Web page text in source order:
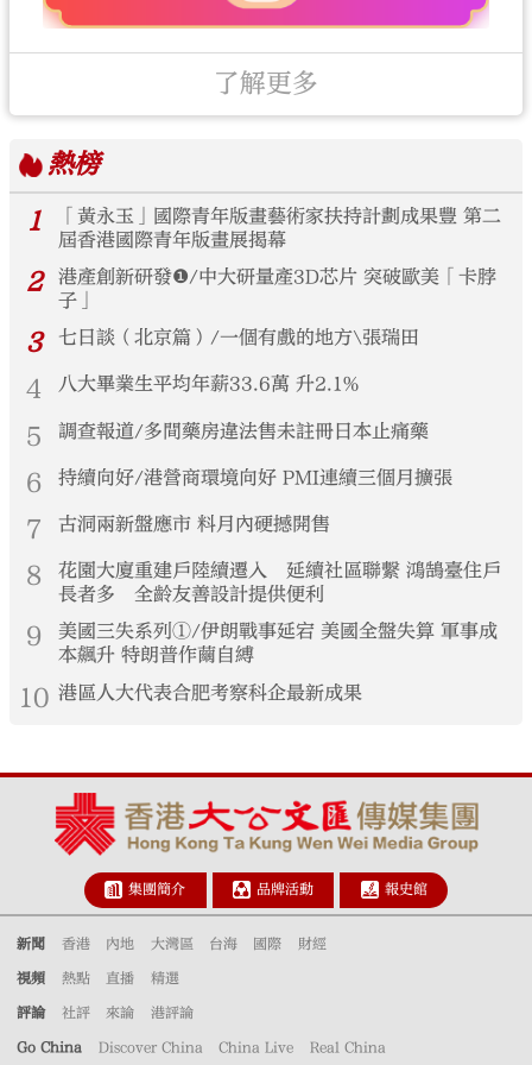
了解更多
熱榜
1
「黃永玉」國際青年版畫藝術家扶持計劃成果豐 第二
屆香港國際青年版畫展揭幕
2
港產創新研發❶/中大研量產3D芯片 突破歐美「卡脖
子」
3 七日談（北京篇）/一個有戲的地方\張瑞田
4 八大畢業生平均年薪33.6萬 升2.1%
5 調查報道/多間藥房違法售未註冊日本止痛藥
6 持續向好/港營商環境向好 PMI連續三個月擴張
7 古洞兩新盤應市 料月內硬撼開售
8
花園大廈重建戶陸續遷入 延續社區聯繫 鴻鵠臺住戶
長者多 全齡友善設計提供便利
9
美國三失系列①/伊朗戰事延宕 美國全盤失算 軍事成
本飆升 特朗普作繭自縛
10 港區人大代表合肥考察科企最新成果
集團簡介 品牌活動 報史館
新聞 香港 內地 大灣區 台海 國際 財經
視頻 熱點 直播 精選
評論 社評 來論 港評論
Go China Discover China China Live Real China